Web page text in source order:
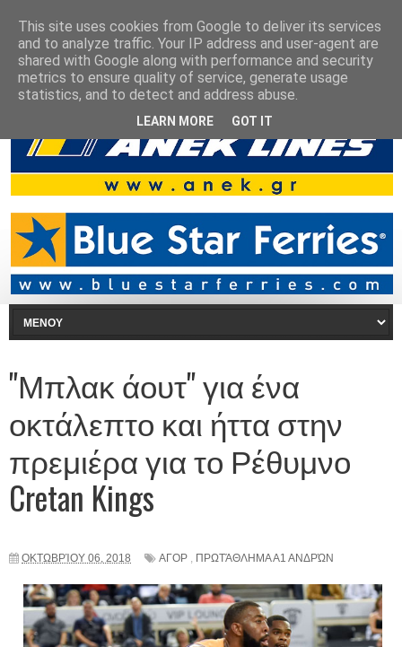
"Μπλακ άουτ" για ένα
οκτάλεπτο και ήττα στην
πρεμιέρα για το Ρέθυμνο
Cretan Kings
ΟΚΤΩΒΡΊΟΥ 06, 2018 ΑΓΟΡ , ΠΡΩΤΆΘΛΗΜΑ Α1 ΑΝΔΡΏΝ
This site uses cookies from Google to deliver its services
and to analyze traffic. Your IP address and user-agent are
shared with Google along with performance and security
metrics to ensure quality of service, generate usage
statistics, and to detect and address abuse.
LEARN MORE GOT IT